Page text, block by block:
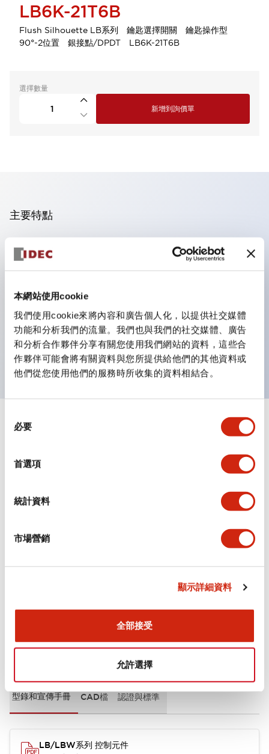
本網站使用cookie
我們使用cookie來將內容和廣告個人化，以提供社交媒體
功能和分析我們的流量。我們也與我們的社交媒體、廣告
和分析合作夥伴分享有關您使用我們網站的資料，這些合
作夥伴可能會將有關資料與您所提供給他們的其他資料或
他們從您使用他們的服務時所收集的資料相結合。
必要
首選項
統計資料
市場營銷
顯示詳細資料
全部接受
允許選擇
LB6K-21T6B
Flush Silhouette LB系列 鑰匙選擇開關 鑰匙操作型
90°-2位置 銀接點/DPDT LB6K-21T6B
選擇數量
新增到詢價單
主要特點
操作面板的凹凸減少，呈現銳利感。
支援分離型／單板式
優秀的防水性能。保護結構IP65
按鈕開關、選擇開關、帶鎖選擇開關最多3c接點。
邊框顏色有黑色與金屬色兩種。
LED照明帶來明亮且清晰的照明面
規格 顯示全部 +
文件和檔案
型錄和宣傳手冊 CAD檔 認證與標準
LB/LBW系列 控制元件